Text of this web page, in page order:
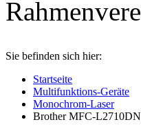
Sie befinden sich hier:
Startseite
Multifunktions-Geräte
Monochrom-Laser
Brother MFC-L2710DN